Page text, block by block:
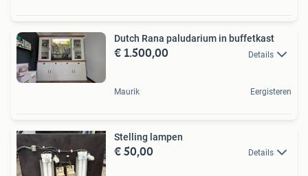
Dutch Rana paludarium in buffetkast
€ 1.500,00 Details
Maurik Eergisteren
Stelling lampen
€ 50,00 Details